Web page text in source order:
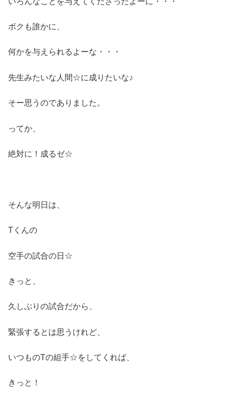
ボクも誰かに、
何かを与えられるよーな・・・
先生みたいな人間☆に成りたいな♪
そー思うのでありました。
ってか、
絶対に！成るゼ☆
そんな明日は、
Tくんの
空手の試合の日☆
きっと、
久しぶりの試合だから、
緊張するとは思うけれど、
いつものTの組手☆をしてくれば、
きっと！